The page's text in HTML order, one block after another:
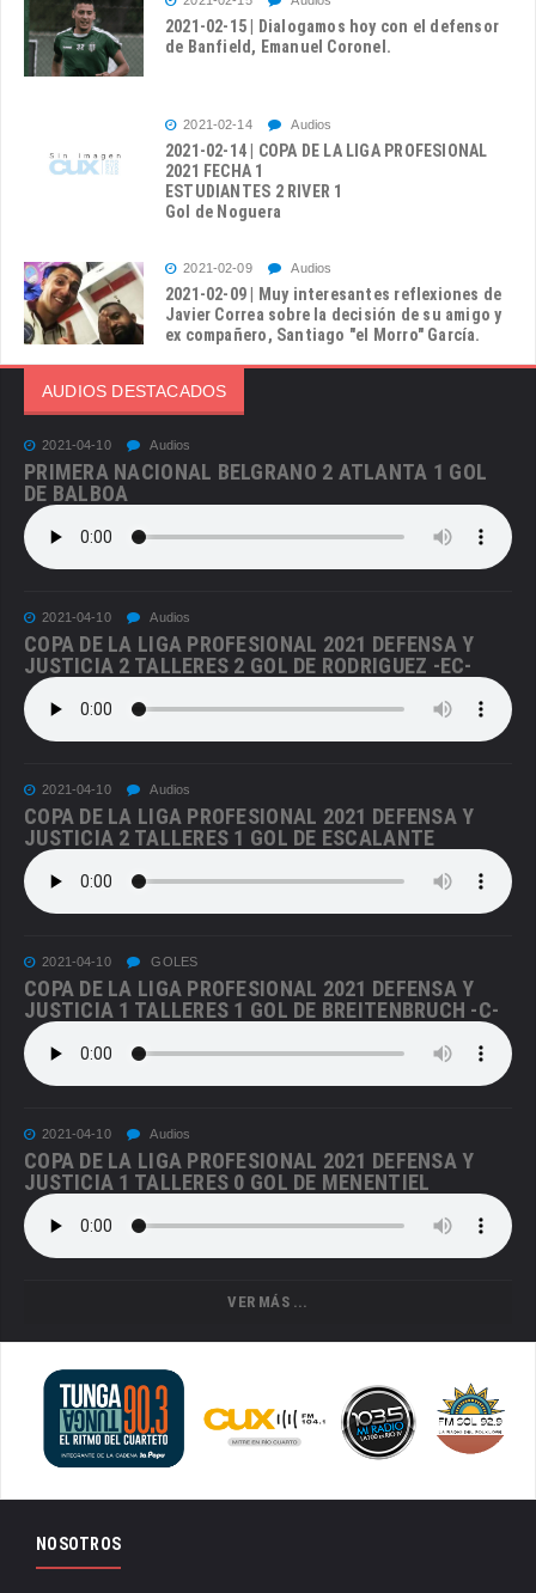
2021-02-15 | Dialogamos hoy con el defensor
de Banfield, Emanuel Coronel.
2021-02-14 Audios
2021-02-14 | COPA DE LA LIGA PROFESIONAL
2021 FECHA 1
ESTUDIANTES 2 RIVER 1
Gol de Noguera
2021-02-09 Audios
2021-02-09 | Muy interesantes reflexiones de
Javier Correa sobre la decisión de su amigo y
ex compañero, Santiago "el Morro" García.
AUDIOS DESTACADOS
2021-04-10 Audios
PRIMERA NACIONAL BELGRANO 2 ATLANTA 1 GOL
DE BALBOA
2021-04-10 Audios
COPA DE LA LIGA PROFESIONAL 2021 DEFENSA Y
JUSTICIA 2 TALLERES 2 GOL DE RODRIGUEZ -EC-
2021-04-10 Audios
COPA DE LA LIGA PROFESIONAL 2021 DEFENSA Y
JUSTICIA 2 TALLERES 1 GOL DE ESCALANTE
2021-04-10 GOLES
COPA DE LA LIGA PROFESIONAL 2021 DEFENSA Y
JUSTICIA 1 TALLERES 1 GOL DE BREITENBRUCH -C-
2021-04-10 Audios
COPA DE LA LIGA PROFESIONAL 2021 DEFENSA Y
JUSTICIA 1 TALLERES 0 GOL DE MENENTIEL
VER MÁS ...
NOSOTROS